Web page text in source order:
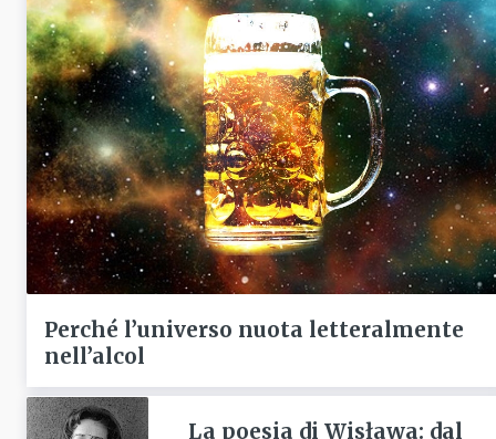
Perché l’universo nuota letteralmente
nell’alcol
La poesia di Wisława: dal